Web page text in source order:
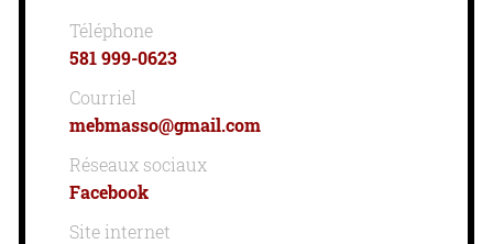
Téléphone
581 999-0623
Courriel
mebmasso@gmail.com
Réseaux sociaux
Facebook
Site internet